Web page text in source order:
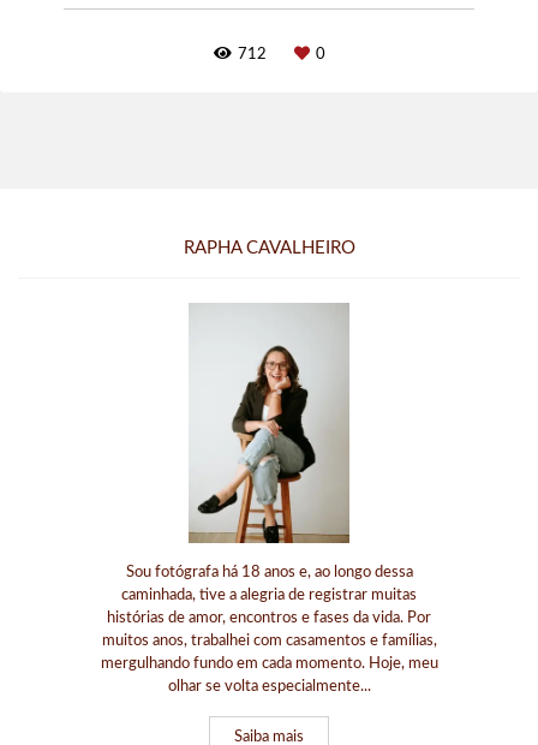
712 0
RAPHA CAVALHEIRO
Sou fotógrafa há 18 anos e, ao longo dessa
caminhada, tive a alegria de registrar muitas
histórias de amor, encontros e fases da vida. Por
muitos anos, trabalhei com casamentos e famílias,
mergulhando fundo em cada momento. Hoje, meu
olhar se volta especialmente...
Saiba mais